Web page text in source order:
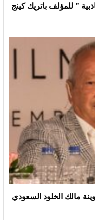
” للمؤلف باتريك كينج
مالك الخلود السعودي